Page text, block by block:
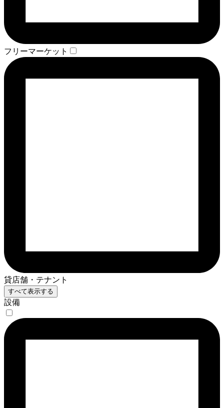
フリーマーケット
貸店舗・テナント
すべて表示する
設備